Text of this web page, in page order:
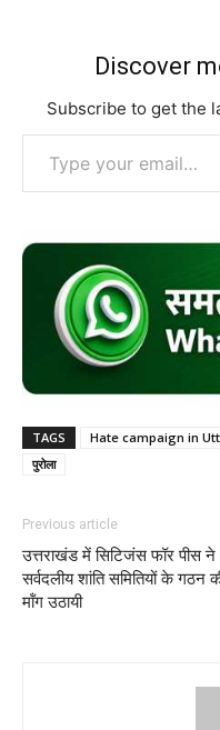
Discover
Subscribe to get the
Type your email…
TAGS Hate campaign in
पुरोला
Previous article
उत्तराखंड में सिटिजंस फॉर पीस ने
सर्वदलीय शांति समितियों के गठन
मॉंग उठायी